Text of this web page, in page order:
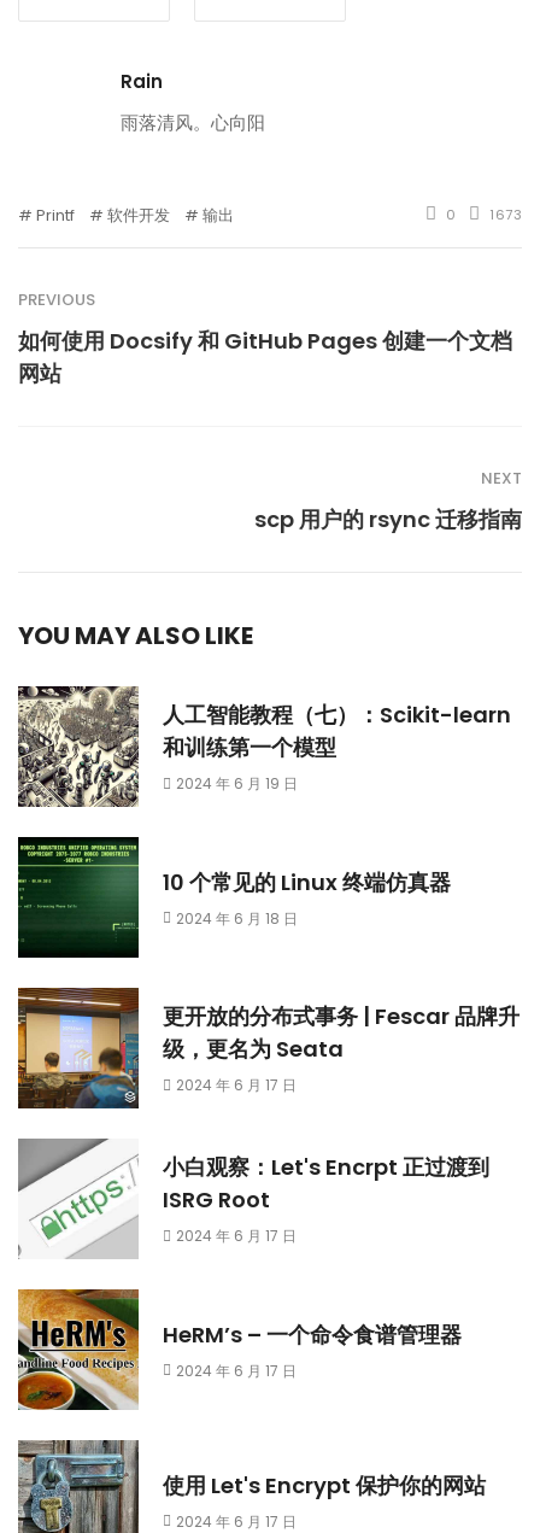
Rain
雨落清风。心向阳
Printf 软件开发 输出 0 1673
PREVIOUS
如何使用 Docsify 和 GitHub Pages 创建一个文档
网站
NEXT
scp 用户的 rsync 迁移指南
YOU MAY ALSO LIKE
人工智能教程（七）：Scikit-learn
和训练第一个模型
2024 年 6 月 19 日
10 个常见的 Linux 终端仿真器
2024 年 6 月 18 日
更开放的分布式事务 | Fescar 品牌升
级，更名为 Seata
2024 年 6 月 17 日
小白观察：Let's Encrpt 正过渡到
ISRG Root
2024 年 6 月 17 日
HeRM’s – 一个命令食谱管理器
2024 年 6 月 17 日
使用 Let's Encrypt 保护你的网站
2024 年 6 月 17 日